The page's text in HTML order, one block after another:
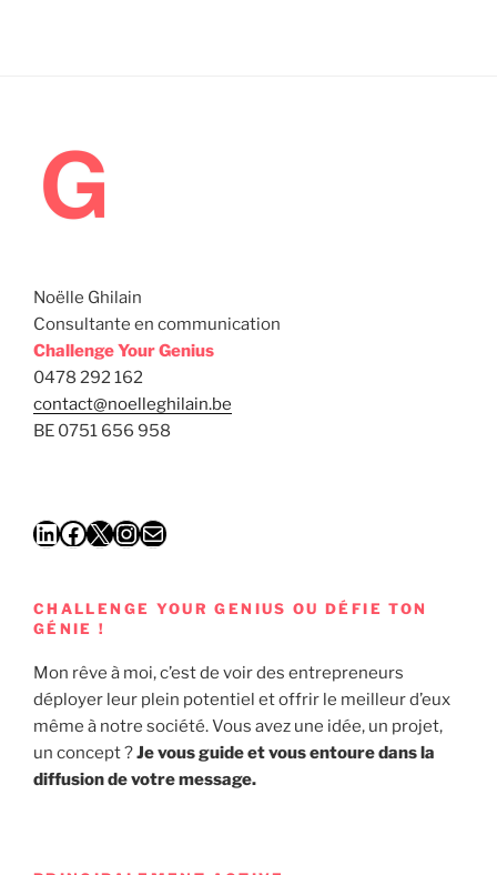
Noëlle Ghilain
Consultante en communication
Challenge Your Genius
0478 292 162
contact@noelleghilain.be
BE 0751 656 958
LinkedIn
Facebook
X Instagram
E-mail
CHALLENGE YOUR GENIUS OU DÉFIE TON
GÉNIE !
Mon rêve à moi, c’est de voir des entrepreneurs
déployer leur plein potentiel et offrir le meilleur d’eux
même à notre société. Vous avez une idée, un projet,
un concept ?Je vous guide et vous entoure dans la
diffusion de votre message.